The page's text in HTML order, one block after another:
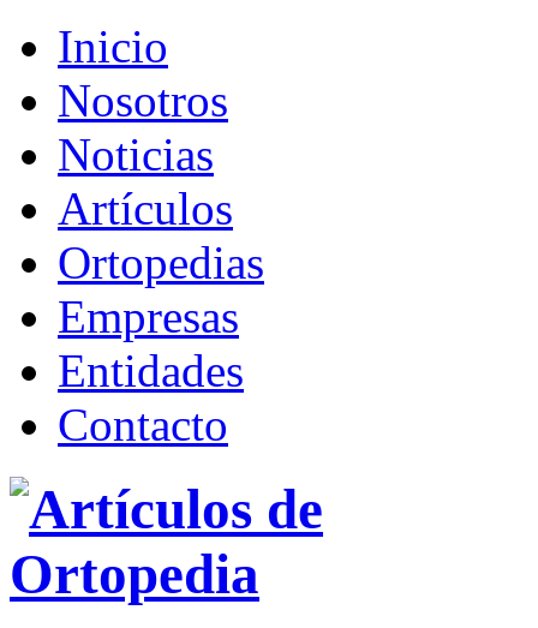
Inicio
Nosotros
Noticias
Artículos
Ortopedias
Empresas
Entidades
Contacto